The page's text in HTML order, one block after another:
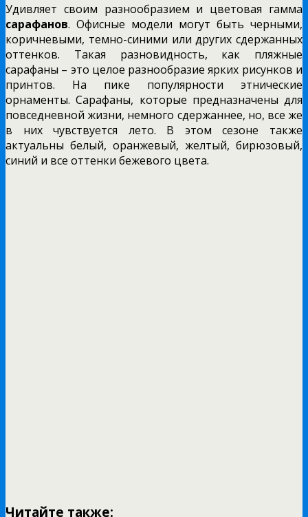
Удивляет своим разнообразием и цветовая гамма
сарафанов. Офисные модели могут быть черными,
коричневыми, темно-синими или других сдержанных
оттенков. Такая разновидность, как пляжные
сарафаны – это целое разнообразие ярких рисунков и
принтов. На пике популярности этнические
орнаменты. Сарафаны, которые предназначены для
повседневной жизни, немного сдержаннее, но, все же
в них чувствуется лето. В этом сезоне также
актуальны белый, оранжевый, желтый, бирюзовый,
синий и все оттенки бежевого цвета.
Читайте также: